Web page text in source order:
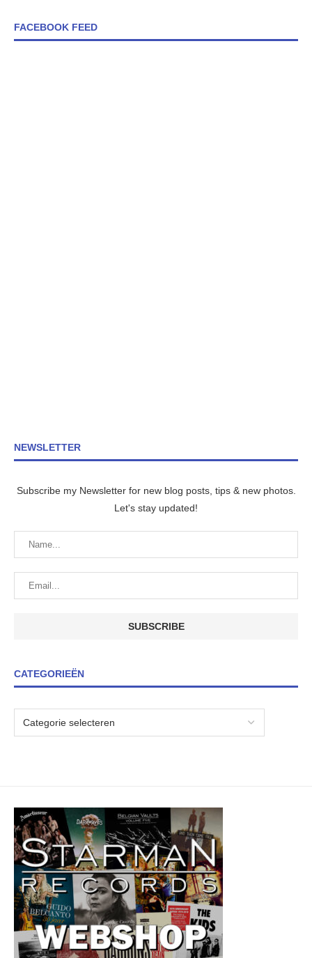
FACEBOOK FEED
NEWSLETTER
Subscribe my Newsletter for new blog posts, tips & new photos.
Let's stay updated!
CATEGORIEËN